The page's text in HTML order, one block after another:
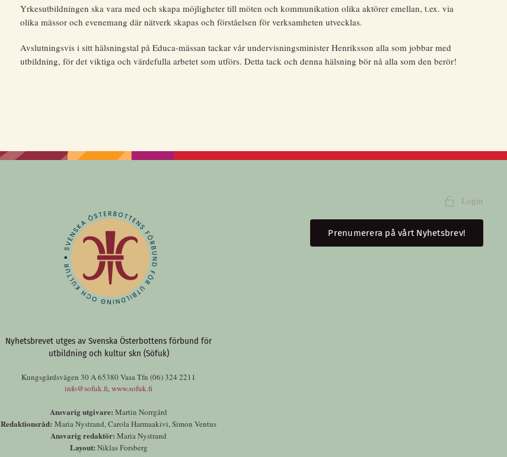
Yrkesutbildningen ska vara med och skapa möjligheter till möten och kommunikation olika aktörer emellan, t.ex. via
olika mässor och evenemang där nätverk skapas och förståelsen för verksamheten utvecklas.
Avslutningsvis i sitt hälsningstal på Educa-mässan tackar vår undervisningsminister Henriksson alla som jobbar med
utbildning, för det viktiga och värdefulla arbetet som utförs. Detta tack och denna hälsning bör nå alla som den berör!
Nyhetsbrevet utges av Svenska Österbottens förbund för
utbildning och kultur skn (Söfuk)
Kungsgårdsvägen 30 A 65380 Vasa Tfn (06) 324 2211
info@sofuk.fi,www.sofuk.fi
Ansvarig utgivare: Martin Norrgård
Redaktionsråd: Maria Nystrand, Carola Harmaakivi, Simon Ventus
Ansvarig redaktör: Maria Nystrand
Layout: Niklas Forsberg
Login
Prenumerera på vårt Nyhetsbrev!